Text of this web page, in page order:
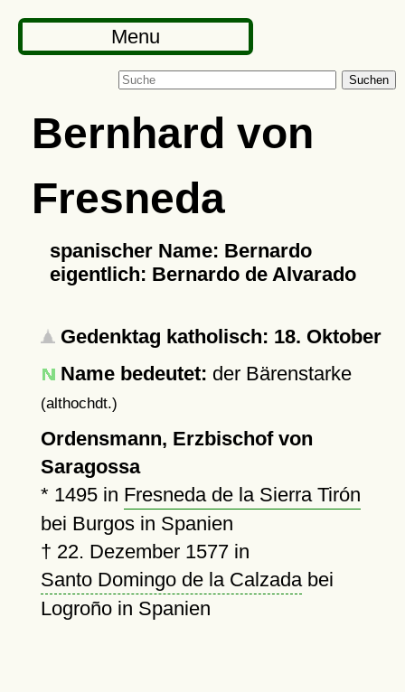
Menu
Suchen
Bernhard von
Fresneda
spanischer Name: Bernardo
eigentlich: Bernardo de Alvarado
Gedenktag katholisch: 18. Oktober
Name bedeutet: der Bärenstarke
(althochdt.)
Ordensmann, Erzbischof von
Saragossa
* 1495in Fresneda de la Sierra Tirón
bei Burgos in Spanien
† 22. Dezember 1577in
Santo Domingo de la Calzadabei
Logroño in Spanien